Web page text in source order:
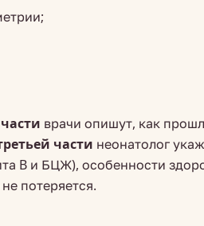
врачи опишут, как
части неонатолог
B и БЦЖ), особенности
потеряется.